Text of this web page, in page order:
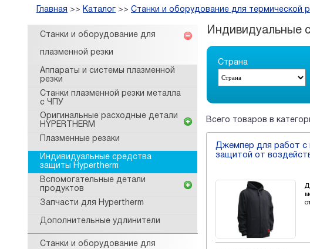
Главная >> Каталог >> Станки и оборудование для термической
Станки и оборудование для
плазменной резки
Аппараты и системы плазменной
резки
Станки плазменной резки металла
с ЧПУ
Оригинальные расходные детали
HYPERTHERM
Плазменные резаки
Индивидуальные средства
защиты Hypertherm
Вспомогательные детали
продуктов
Запчасти для Hypertherm
Дополнительные удлинители
Станки и оборудование для
Индивидуальные
Страна
Всего товаров в
Джемпер для работ с
защитой от